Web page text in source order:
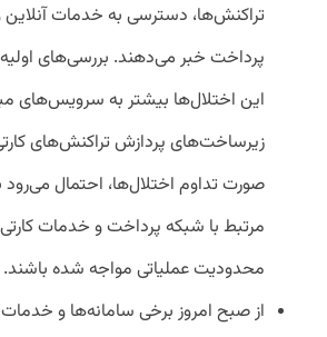
تراکنش‌ها، دسترسی به خدمات آنلاین
پرداخت خبر می‌دهند. بررسی‌های
این اختلال‌ها بیشتر به سرویس‌های
زیرساخت‌های پردازش تراکنش‌های
صورت تداوم اختلال‌ها، احتمال
مرتبط با شبکه پرداخت و خدمات
محدودیت عملیاتی مواجه شده باشند.
از صبح امروز برخی سامانه‌ها و خدمات